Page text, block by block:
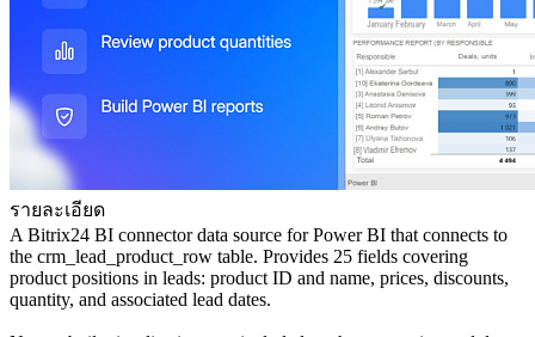
รายละเอียด
A Bitrix24 BI connector data source for Power BI that connects to
the crm_lead_product_row table. Provides 25 fields covering
product positions in leads: product ID and name, prices, discounts,
quantity, and associated lead dates.